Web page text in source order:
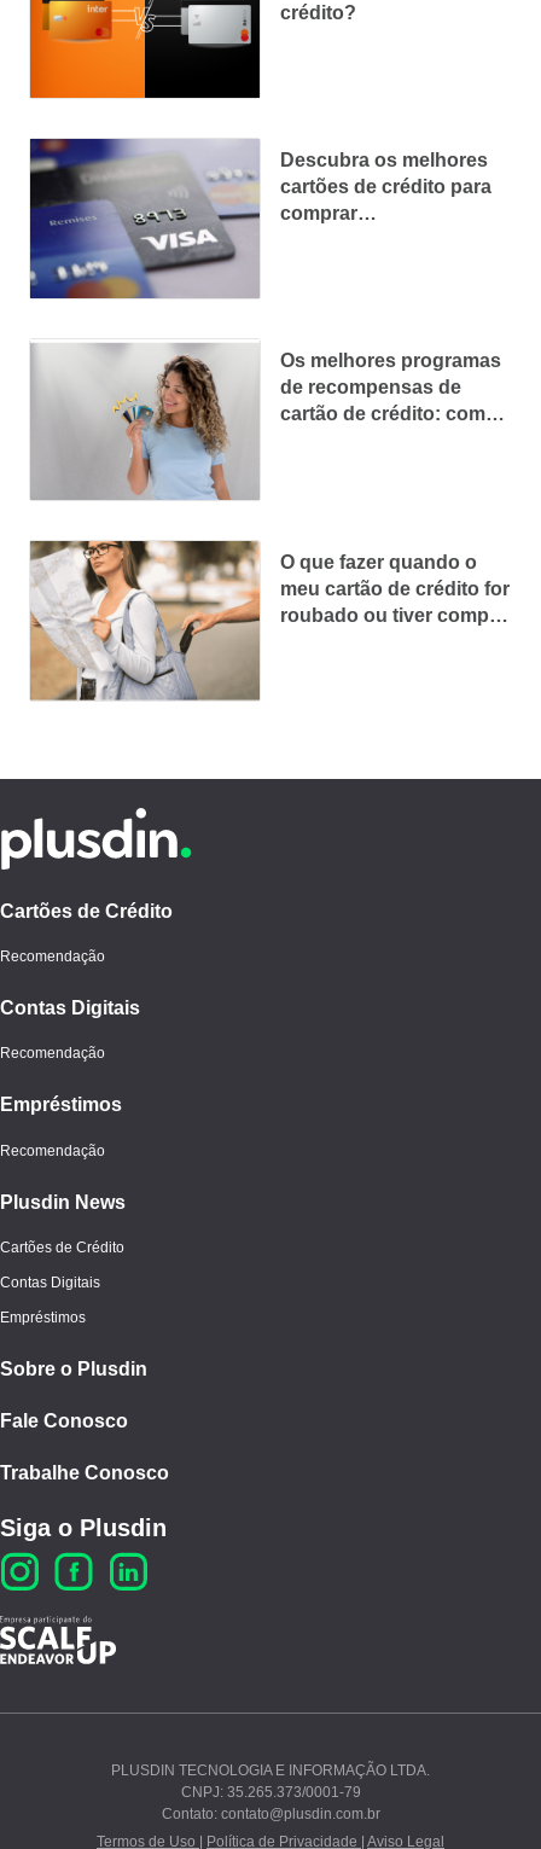
Ao continuar navegando, você concorda com nossos
ePolí­tica de Privacidade.
crédito?
Descubra os melhores
cartões de crédito para
comprar
Os melhores programas
de recompensas de
cartão de crédito: como
O que fazer quando o
meu cartão de crédito for
roubado ou tiver compra
Cartões de Crédito
Recomendação
Contas Digitais
Recomendação
Empréstimos
Recomendação
Plusdin News
Cartões de Crédito
Contas Digitais
Empréstimos
Sobre o Plusdin
Fale Conosco
Trabalhe Conosco
Siga o Plusdin
PLUSDIN TECNOLOGIA E INFORMAÇÃO LTDA.
CNPJ: 35.265.373/0001-79
Contato: contato@plusdin.com.br
Termos de Uso |
Política de Privacidade | Aviso Legal